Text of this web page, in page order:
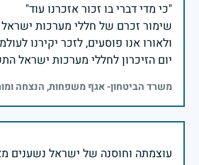
שימור זכרם של חללי מערכות ישראל
יום הזיכרון לחללי מערכות ישראל
משרד הביטחון- אגף משפחות, הנצחה
עוצמתה וחוסנה של ישראל נשענים